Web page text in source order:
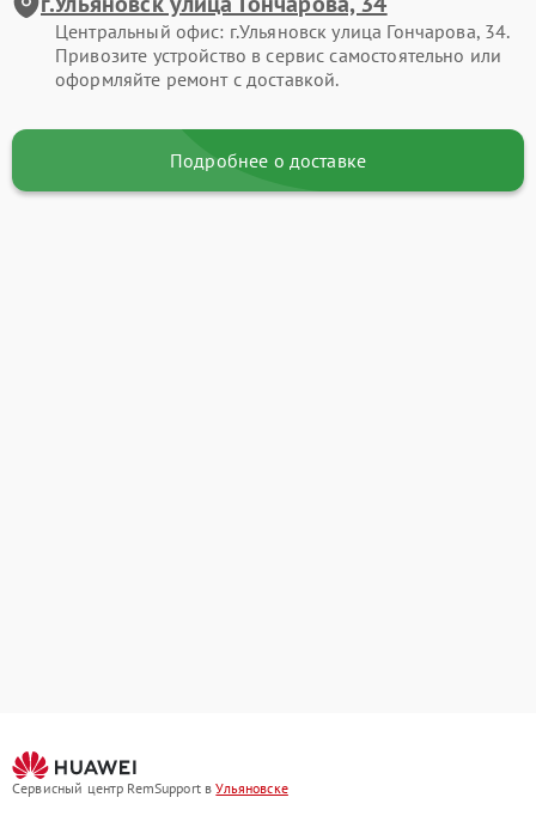
Центральный офис: г.Ульяновск улица Гончарова, 34.
Привозите устройство в сервис самостоятельно или
оформляйте ремонт с доставкой.
Подробнее о доставке
Сервисный центр RemSupport вУльяновске